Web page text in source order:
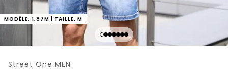
MODÈLE: 1,87M | TAILLE: M
Street One MEN